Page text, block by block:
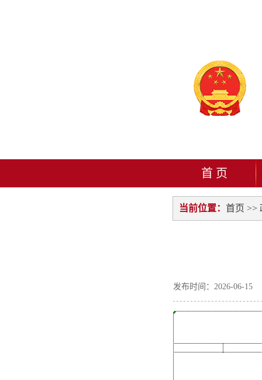
首 页
当前位置： 首页 >>
发布时间：2026-06-